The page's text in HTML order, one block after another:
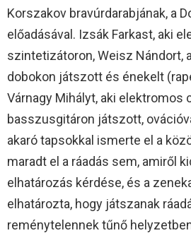
Korszakov bravúrdarabjának, a
előadásával. Izsák Farkast, aki
szintetizátoron, Weisz Nándort,
dobokon játszott és énekelt
Várnagy Mihályt, aki elektromos
basszusgitáron játszott,
akaró tapsokkal ismerte el a
maradt el a ráadás sem, amiről
elhatározás kérdése, és a
elhatározta, hogy játszanak
reménytelennek tűnő